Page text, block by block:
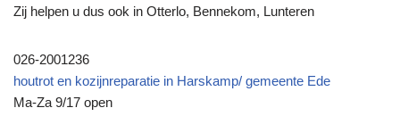
Zij helpen u dus ook in Otterlo, Bennekom, Lunteren
026-2001236
houtrot en kozijnreparatie in Harskamp/ gemeente Ede
Ma-Za 9/17 open